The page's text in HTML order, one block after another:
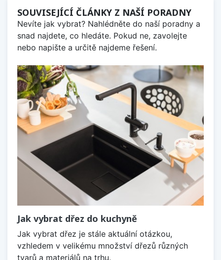
SOUVISEJÍCÍ ČLÁNKY Z NAŠÍ PORADNY
Nevíte jak vybrat? Nahlédněte do naší poradny a
snad najdete, co hledáte. Pokud ne, zavolejte
nebo napište a určitě najdeme řešení.
Jak vybrat dřez do kuchyně
Jak vybrat dřez je stále aktuální otázkou,
vzhledem v velikému množství dřezů různých
tvarů a materiálů na trhu.